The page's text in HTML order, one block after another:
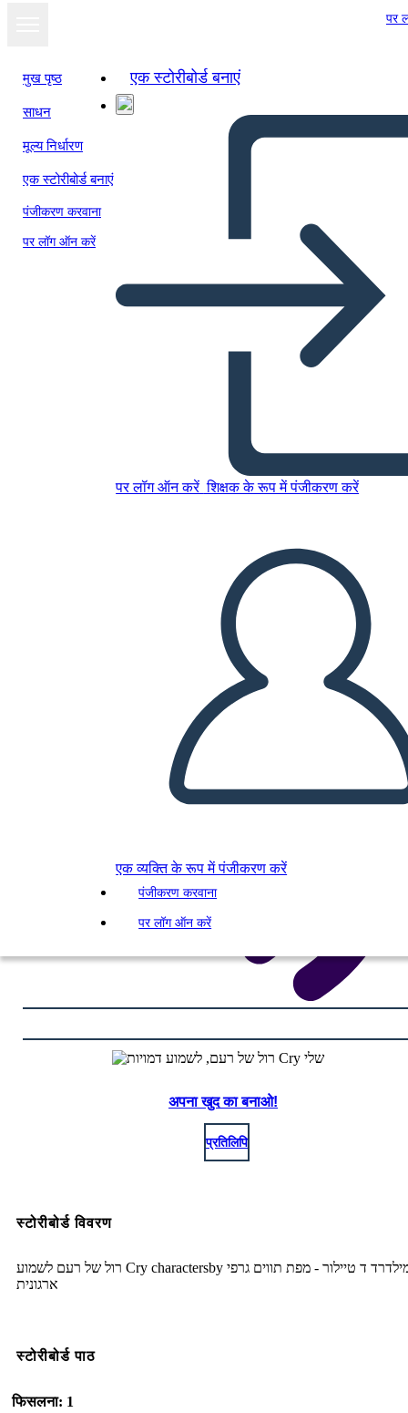
पर
मुख पृष्ठ
साधन
मूल्य निर्धारण
एक स्टोरीबोर्ड बनाएं
पंजीकरण करवाना
पर लॉग ऑन करें
एक स्टोरीबोर्ड बनाएं
पर लॉग ऑन करें शिक्षक के रूप में पंजीकरण करें
एक व्यक्ति के रूप में पंजीकरण करें
पंजीकरण करवाना
पर लॉग ऑन करें
שלי
स्टोरीबोर्ड बनाएं
स्लाइड शो चलाएं
मुझे पढ़कर सुनाओ
अपना खुद का बनाओ!
प्रतिलिपि
स्टोरीबोर्ड विवरण
רול של רעם לשמוע Cry charactersby שלי מילדרד ד טיילור - מפת תווים גרפי
ארגונית
स्टोरीबोर्ड पाठ
फिसलना: 1